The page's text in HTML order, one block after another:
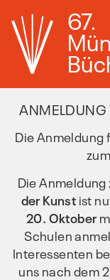
67.
ANMELDUNG
Die Anmeldung
Die
der Kunstist
20. Oktober
Schulen
Interessenten
uns nach dem